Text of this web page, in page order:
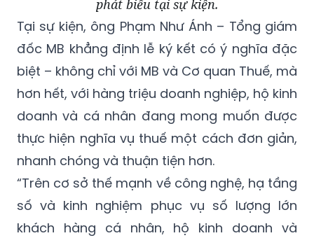
phát biểu tại sự kiện.
Tại sự kiện, ông Phạm Như Ánh – Tổng giám
đốc MB khẳng định lễ ký kết có ý nghĩa đặc
biệt – không chỉ với MB và Cơ quan Thuế, mà
hơn hết, với hàng triệu doanh nghiệp, hộ kinh
doanh và cá nhân đang mong muốn được
thực hiện nghĩa vụ thuế một cách đơn giản,
nhanh chóng và thuận tiện hơn.
“Trên cơ sở thế mạnh về công nghệ, hạ tầng
số và kinh nghiệm phục vụ số lượng lớn
khách hàng cá nhân, hộ kinh doanh và